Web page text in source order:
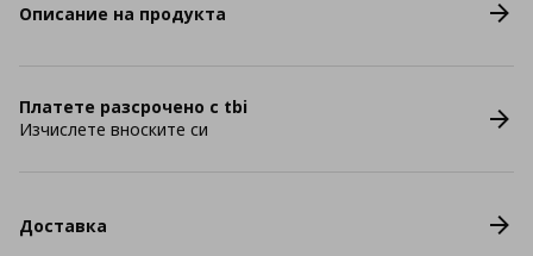
Описание на продукта
Платете разсрочено с tbi
Изчислете вноските си
Доставка